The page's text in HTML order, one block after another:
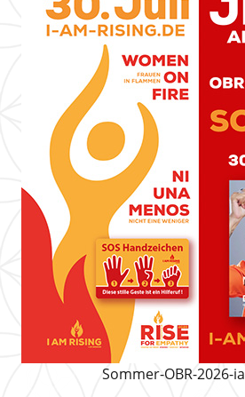
Sommer-OBR-2026-